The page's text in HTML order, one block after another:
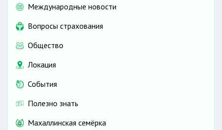
Международные новости
Вопросы страхования
Общество
Локация
События
Полезно знать
Махаллинская семёрка